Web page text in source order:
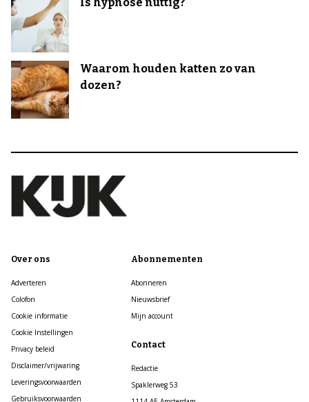
Waarom houden katten zo van
dozen?
Over ons
Adverteren
Colofon
Cookie informatie
Cookie Instellingen
Privacy beleid
Disclaimer/vrijwaring
Leveringsvoorwaarden
Gebruiksvoorwaarden
Abonnementen
Abonneren
Nieuwsbrief
Mijn account
Contact
Redactie
Spaklerweg 53